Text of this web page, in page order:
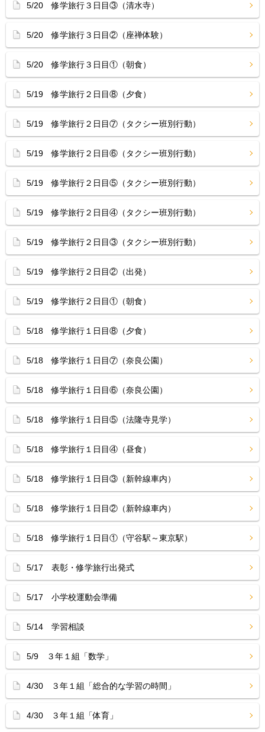
5/20 修学旅行３日目③（清水寺）
5/20 修学旅行３日目②（座禅体験）
5/20 修学旅行３日目①（朝食）
5/19 修学旅行２日目⑧（夕食）
5/19 修学旅行２日目⑦（タクシー班別行動）
5/19 修学旅行２日目⑥（タクシー班別行動）
5/19 修学旅行２日目⑤（タクシー班別行動）
5/19 修学旅行２日目④（タクシー班別行動）
5/19 修学旅行２日目③（タクシー班別行動）
5/19 修学旅行２日目②（出発）
5/19 修学旅行２日目①（朝食）
5/18 修学旅行１日目⑧（夕食）
5/18 修学旅行１日目⑦（奈良公園）
5/18 修学旅行１日目⑥（奈良公園）
5/18 修学旅行１日目⑤（法隆寺見学）
5/18 修学旅行１日目④（昼食）
5/18 修学旅行１日目③（新幹線車内）
5/18 修学旅行１日目②（新幹線車内）
5/18 修学旅行１日目①（守谷駅～東京駅）
5/17 表彰・修学旅行出発式
5/17 小学校運動会準備
5/14 学習相談
5/9 ３年１組「数学」
4/30 ３年１組「総合的な学習の時間」
4/30 ３年１組「体育」